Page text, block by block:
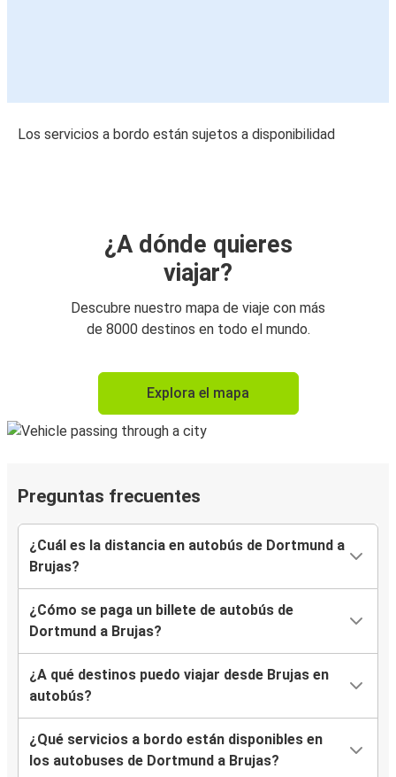
Los servicios a bordo están sujetos a disponibilidad
¿A dónde quieres
viajar?
Descubre nuestro mapa de viaje con más
de 8000 destinos en todo el mundo.
Explora el mapa
Preguntas frecuentes
¿Cuál es la distancia en autobús de Dortmund a
Brujas?
¿Cómo se paga un billete de autobús de
Dortmund a Brujas?
¿A qué destinos puedo viajar desde Brujas en
autobús?
¿Qué servicios a bordo están disponibles en
los autobuses de Dortmund a Brujas?